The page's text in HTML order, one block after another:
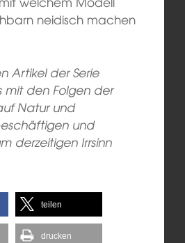
neidisch machen
Artikel der Serie
mit den Folgen der
Natur und
und
derzeitigen Irrsinn
teilen
drucken